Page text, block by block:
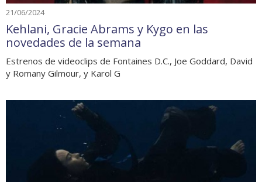
21/06/2024
Kehlani, Gracie Abrams y Kygo en las
novedades de la semana
Estrenos de videoclips de Fontaines D.C., Joe Goddard, David
y Romany Gilmour, y Karol G